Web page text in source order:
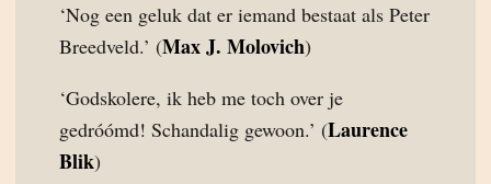
‘Nog een geluk dat er iemand bestaat als Peter
Breedveld.’ (Max J. Molovich)
‘Godskolere, ik heb me toch over je
gedróómd! Schandalig gewoon.’ (Laurence
Blik)